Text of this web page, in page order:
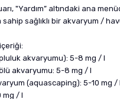
"Yardım” altındaki ana
sahip sağlıklı bir akvaryum /
akvaryumu): 5-8 mg / l
akvaryumu: 5-8 mg / l
(aquascaping): 5-10 mg / l
mg / l